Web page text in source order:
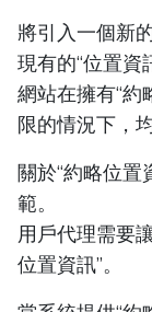
將引入一個新
現有的“位置資
網站在擁有“約
限的情況下，
關於“約略位置
範。
用戶代理需要
位置資訊”。